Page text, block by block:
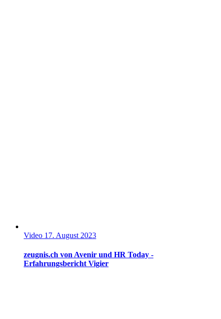
Video 17. August 2023
zeugnis.ch von Avenir und HR Today -
Erfahrungsbericht Vigier